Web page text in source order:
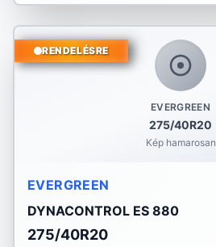
EVERGREEN
275/40R20
Kép hamarosan
RENDELÉSRE
EVERGREEN
DYNACONTROL ES 880
275/40R20